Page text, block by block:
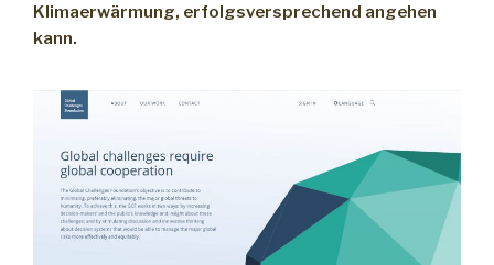
Klimaerwärmung, erfolgsversprechend angehen
kann.